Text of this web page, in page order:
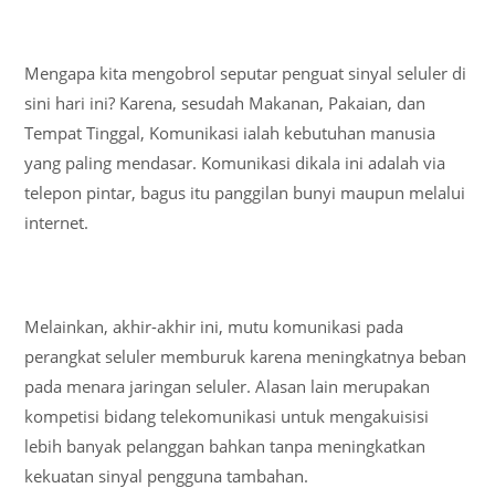
Mengapa kita mengobrol seputar penguat sinyal seluler di
sini hari ini? Karena, sesudah Makanan, Pakaian, dan
Tempat Tinggal, Komunikasi ialah kebutuhan manusia
yang paling mendasar. Komunikasi dikala ini adalah via
telepon pintar, bagus itu panggilan bunyi maupun melalui
internet.
Melainkan, akhir-akhir ini, mutu komunikasi pada
perangkat seluler memburuk karena meningkatnya beban
pada menara jaringan seluler. Alasan lain merupakan
kompetisi bidang telekomunikasi untuk mengakuisisi
lebih banyak pelanggan bahkan tanpa meningkatkan
kekuatan sinyal pengguna tambahan.